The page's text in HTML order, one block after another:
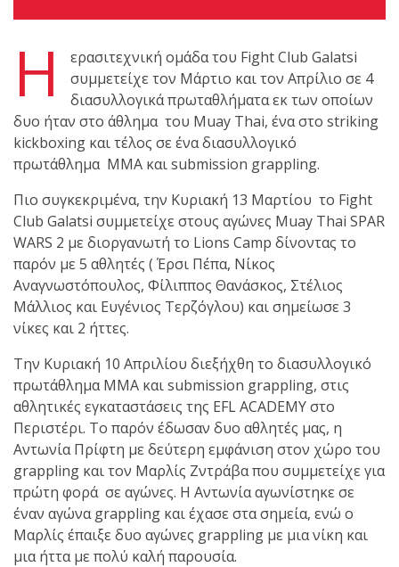
με επιτυχία τις
καλοκαιρινές εξετάσεις
έγχρωμων ζωνών!
Με μεγάλη επιτυχία
πραγματοποιήθηκε το
κλειστό σεμινάριο
Brazilian Jiu-Jitsu με τον
Grand Master Reyson
Gracie στο Fight Club
Galatsi!
Ο Κορυφαίος
Reyson Gracie Red Belt 9th
Degree, σε σεμινάριο BJJ
για λίγους, στο Fight Club
Galatsi..!
Η
ερασιτεχνική ομάδα του Fight Club Galatsi
συμμετείχε τον Μάρτιο και τον Απρίλιο σε 4
διασυλλογικά πρωταθλήματα εκ των οποίων
δυο ήταν στο άθλημα του Muay Thai, ένα στο striking
kickboxing και τέλος σε ένα διασυλλογικό
πρωτάθλημα MMA και submission grappling.
Πιο συγκεκριμένα, την Κυριακή 13 Μαρτίου το Fight
Club Galatsi συμμετείχε στους αγώνες Muay Thai SPAR
WARS 2 με διοργανωτή το Lions Camp δίνοντας το
παρόν με 5 αθλητές ( Έρσι Πέπα, Νίκος
Αναγνωστόπουλος, Φίλιππος Θανάσκος, Στέλιος
Μάλλιος και Ευγένιος Τερζόγλου) και σημείωσε 3
νίκες και 2 ήττες.
Την Κυριακή 10 Απριλίου διεξήχθη το διασυλλογικό
πρωτάθλημα MMA και submission grappling, στις
αθλητικές εγκαταστάσεις της EFL ACADEMY στο
Περιστέρι. Το παρόν έδωσαν δυο αθλητές μας, η
Αντωνία Πρίφτη με δεύτερη εμφάνιση στον χώρο του
grappling και τον Μαρλίς Ζντράβα που συμμετείχε για
πρώτη φορά σε αγώνες. Η Αντωνία αγωνίστηκε σε
έναν αγώνα grappling και έχασε στα σημεία, ενώ ο
Μαρλίς έπαιξε δυο αγώνες grappling με μια νίκη και
μια ήττα με πολύ καλή παρουσία.